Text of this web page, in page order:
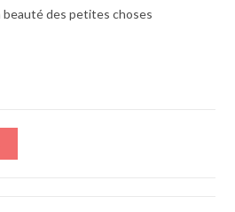
beauté des petites choses